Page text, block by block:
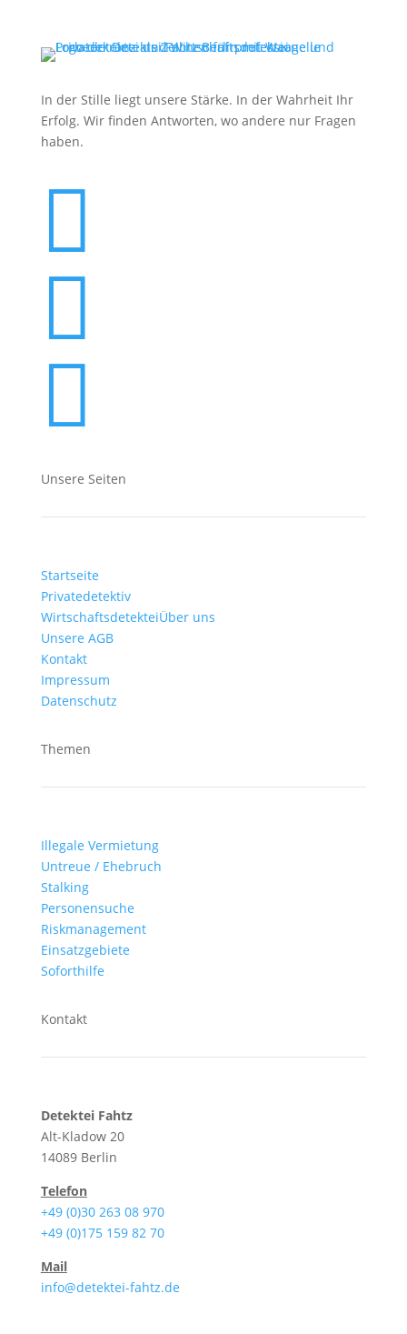
In der Stille liegt unsere Stärke. In der Wahrheit Ihr
Erfolg. Wir finden Antworten, wo andere nur Fragen
haben.



Unsere Seiten
Startseite
Privatedetektiv
WirtschaftsdetekteiÜber uns
Unsere AGB
Kontakt
Impressum
Datenschutz
Themen
Illegale Vermietung
Untreue / Ehebruch
Stalking
Personensuche
Riskmanagement
Einsatzgebiete
Soforthilfe
Kontakt
Detektei Fahtz
Alt-Kladow 20
14089 Berlin
Telefon
+49 (0)30 263 08 970
+49 (0)175 159 82 70
Mail
info@detektei-fahtz.de